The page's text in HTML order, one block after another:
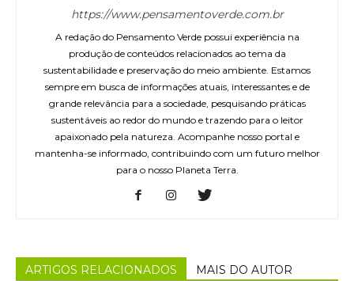
https://www.pensamentoverde.com.br
A redação do Pensamento Verde possui experiência na
produção de conteúdos relacionados ao tema da
sustentabilidade e preservação do meio ambiente. Estamos
sempre em busca de informações atuais, interessantes e de
grande relevância para a sociedade, pesquisando práticas
sustentáveis ao redor do mundo e trazendo para o leitor
apaixonado pela natureza. Acompanhe nosso portal e
mantenha-se informado, contribuindo com um futuro melhor
para o nosso Planeta Terra.
ARTIGOS RELACIONADOS MAIS DO AUTOR